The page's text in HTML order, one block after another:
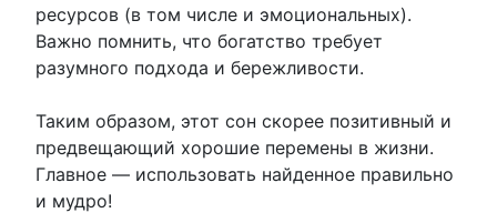
ресурсов (в том числе и эмоциональных).
Важно помнить, что богатство требует
разумного подхода и бережливости.
Таким образом, этот сон скорее позитивный и
предвещающий хорошие перемены в жизни.
Главное — использовать найденное правильно
и мудро!